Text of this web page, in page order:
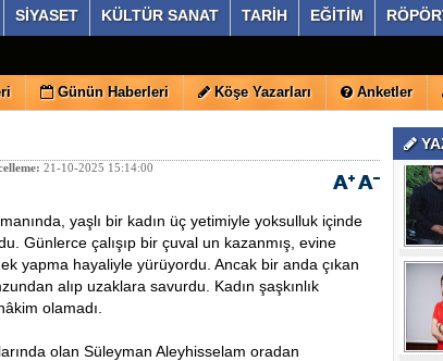
SİYASET KÜLTÜR SANAT TARİH EĞİTİM
Günün Haberleri Köşe Yazarları Anketler
21-10-2025 15:14:00
yaşlı bir kadın üç yetimiyle yoksulluk içinde
Günlerce çalışıp bir çuval un kazanmış, evine
yapma hayaliyle yürüyordu. Ancak bir anda çıkan
alıp uzaklara savurdu. Kadın şaşkınlık
olamadı.
olan Süleyman Aleyhisselam oradan